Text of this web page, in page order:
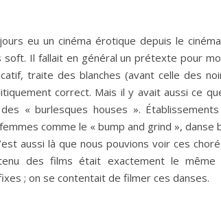
eu un cinéma érotique depuis le
Il fallait en général un prétexte pour
traite des blanches (avant celle des
correct. Mais il y avait aussi ce
« burlesques houses ».
comme le « bump and grind », danse
aussi là que nous pouvions voir ces
des films était exactement le même
; on se contentait de filmer ces danses.